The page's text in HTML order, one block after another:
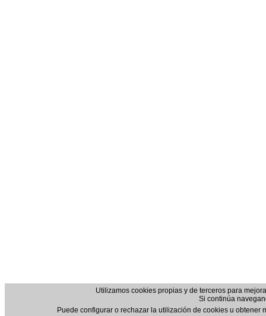
Utilizamos cookies propias y de terceros para
Si continúa
Puede configurar o rechazar la utilización de cookies u obtener